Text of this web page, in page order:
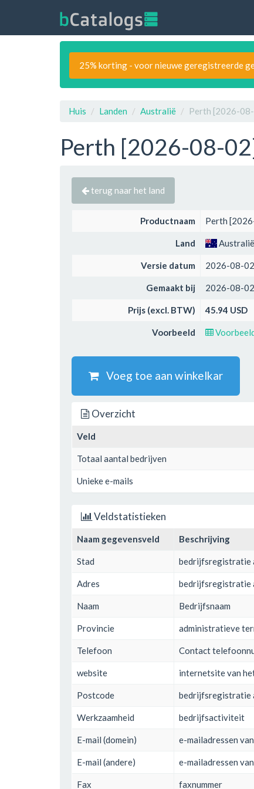
25% korting - voor nieuwe geregistreerde
Huis Landen Australië Perth [2026-
Perth [2026-08-
terug naar het land
Productnaam Perth
Land Australië
Versie datum 2026-08-02
Gemaakt bij 2026-08-
Prijs (excl. BTW) 45.94 USD
Voorbeeld
Voeg toe aan winkelkar
Overzicht
Veld
Totaal aantal bedrijven
Unieke e-mails
Veldstatistieken
Naam gegevensveld Beschrijving
Stad bedrijfsregistratie
Adres bedrijfsregistratie
Naam Bedrijfsnaam
Provincie administratieve
Telefoon Contact
website internetsite van
Postcode bedrijfsregistratie
Werkzaamheid bedrijfsactiviteit
E-mail (domein) e-mailadressen
E-mail (andere) e-mailadressen
Fax faxnummer